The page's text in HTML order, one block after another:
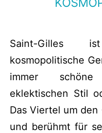
Saint-Gilles
kosmopolitische
immer
eklektischen Stil
Das Viertel um
und berühmt für